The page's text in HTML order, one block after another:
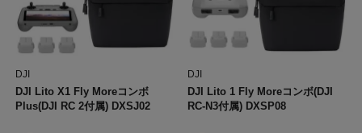
DJI
DJI Lito X1 Fly Moreコンボ
Plus(DJI RC 2付属) DXSJ02
DJI
DJI Lito 1 Fly Moreコンボ(DJI
RC-N3付属) DXSP08